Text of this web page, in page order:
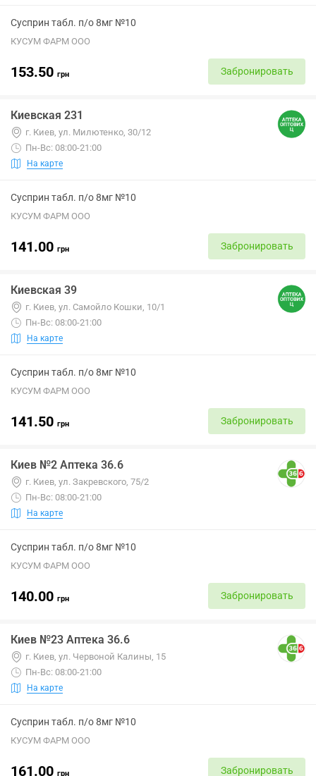
Сусприн табл. п/о 8мг №10
КУСУМ ФАРМ ООО
153.50 грн Забронировать
Киевская 231
г. Киев, ул. Милютенко, 30/12
Пн-Вс: 08:00-21:00
На карте
Сусприн табл. п/о 8мг №10
КУСУМ ФАРМ ООО
141.00 грн Забронировать
Киевская 39
г. Киев, ул. Самойло Кошки, 10/1
Пн-Вс: 08:00-21:00
На карте
Сусприн табл. п/о 8мг №10
КУСУМ ФАРМ ООО
141.50 грн Забронировать
Киев №2 Аптека 36.6
г. Киев, ул. Закревского, 75/2
Пн-Вс: 08:00-21:00
На карте
Сусприн табл. п/о 8мг №10
КУСУМ ФАРМ ООО
140.00 грн Забронировать
Киев №23 Аптека 36.6
г. Киев, ул. Червоной Калины, 15
Пн-Вс: 08:00-21:00
На карте
Сусприн табл. п/о 8мг №10
КУСУМ ФАРМ ООО
161.00 грн Забронировать